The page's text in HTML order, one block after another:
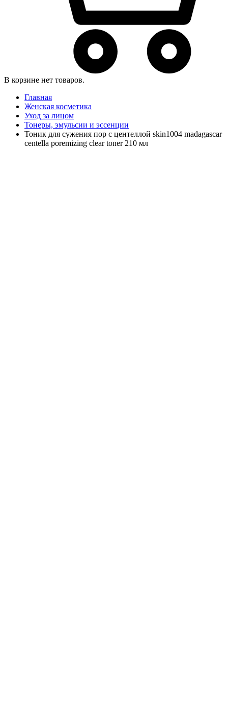
В корзине нет товаров.
Главная
Женская косметика
Уход за лицом
Тонеры, эмульсии и эссенции
Тоник для сужения пор с центеллой skin1004 madagascar
centella poremizing clear toner 210 мл